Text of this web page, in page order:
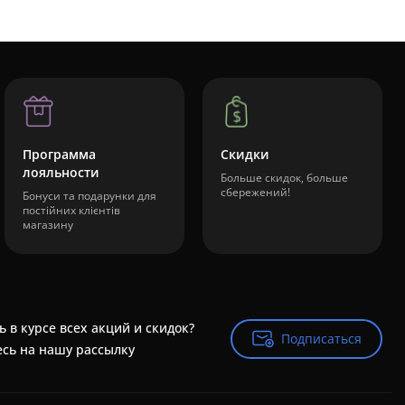
Программа
лояльности
Бонуси та подарунки для
постійних клієнтів
магазину
Скидки
Больше скидок, больше
сбережений!
в курсе всех акций и скидок?
на нашу рассылку
Подписаться
Подписаться